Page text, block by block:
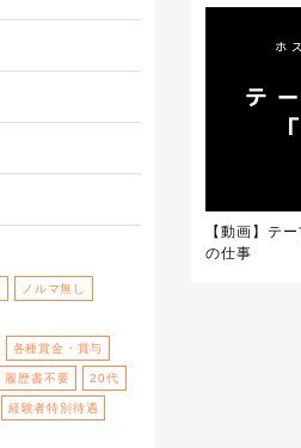
ノルマ無し
各種賞金・賞与
履歴書不要 20代
経験者特別待遇
【動画】テ
の仕事